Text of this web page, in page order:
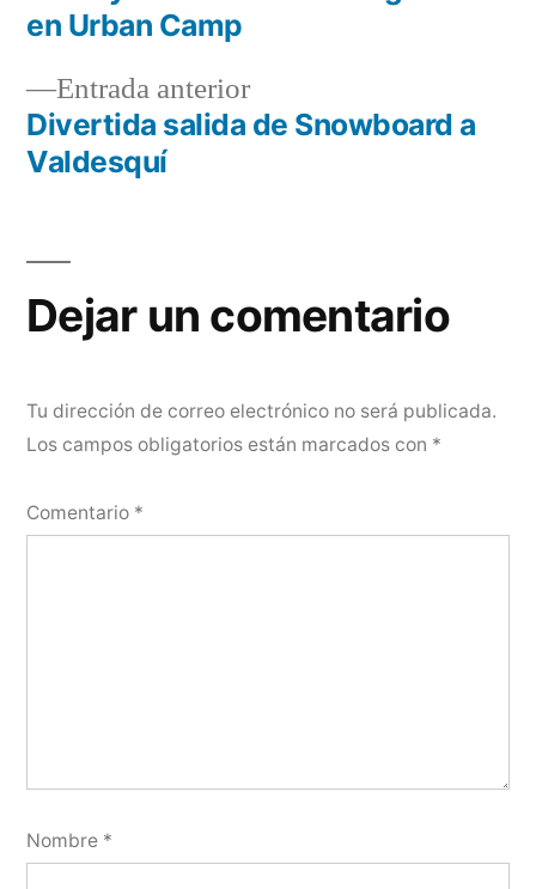
Navegación
entradas
Entrada anteriorEntrada
anterior:
Divertida salida de Snowboard a
Valdesquí
en Urban Camp
Dejar un comentario
Tu dirección de correo electrónico no será publicada.
Los campos obligatorios están marcados con *
Comentario *
Nombre *